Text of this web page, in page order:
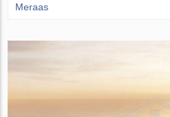
Meraas